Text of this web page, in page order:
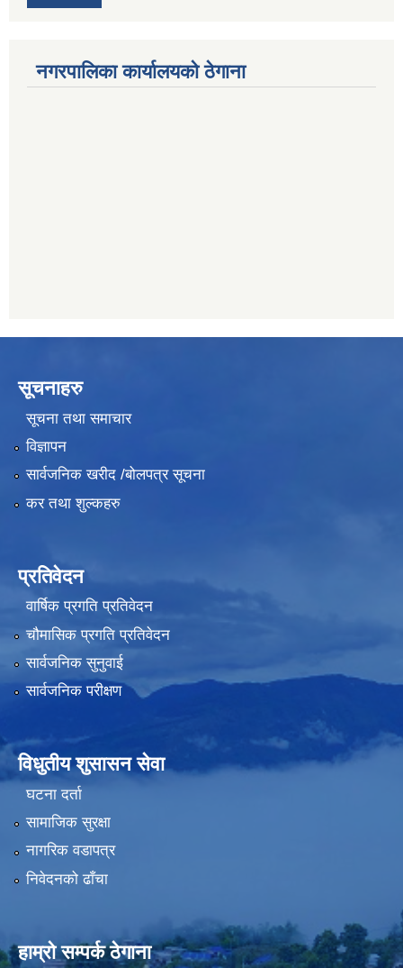
सिभिल बैंक, मेलम्ची
011401055
नगरपालिका कार्यालयको ठेगाना
सूचनाहरु
सूचना तथा समाचार
विज्ञापन
सार्वजनिक खरीद /बोलपत्र सूचना
कर तथा शुल्कहरु
प्रतिवेदन
वार्षिक प्रगति प्रतिवेदन
चौमासिक प्रगति प्रतिवेदन
सार्वजनिक सुनुवाई
सार्वजनिक परीक्षण
विधुतीय शुसासन सेवा
घटना दर्ता
सामाजिक सुरक्षा
नागरिक वडापत्र
निवेदनको ढाँचा
हाम्रो सम्पर्क ठेगाना